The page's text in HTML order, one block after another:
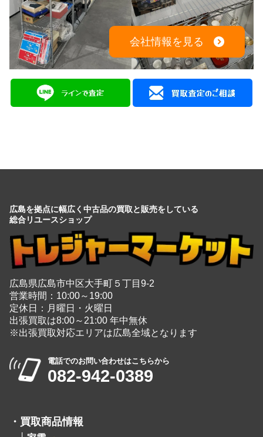
会社情報を見る
広島を拠点に幅広く中古品の買取と販売をしている
総合リユースショップ
広島県広島市中区大手町５丁目9-2
営業時間：10:00～19:00
定休日：月曜日・火曜日
出張買取は8:00～21:00 年中無休
※出張買取対応エリアは広島全域となります
電話でのお問い合わせはこちらから
082-942-0389
・ 買取商品情報